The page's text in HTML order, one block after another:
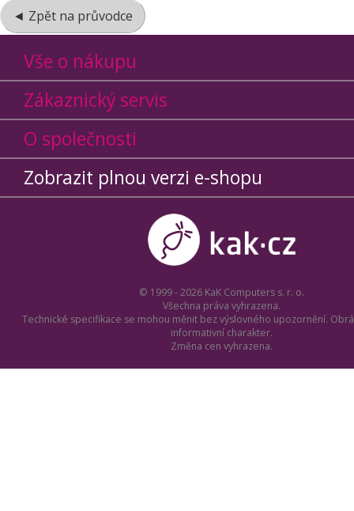
◄ Zpět na průvodce
Vše o nákupu
Zákaznický servis
O společnosti
Zobrazit plnou verzi e-shopu
© 1999 - 2026 KaK Computers s. r. o.
Všechna práva vyhrazena.
Technické specifikace se mohou měnit bez výslovného upozornění.
informativní charakter.
Změna cen vyhrazena.